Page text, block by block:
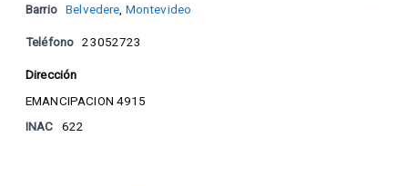
Barrio Belvedere Montevideo
Teléfono 23052723
Dirección
EMANCIPACION 4915
INAC
622